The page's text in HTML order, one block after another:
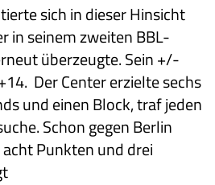
sich in dieser Hinsicht
in seinem zweiten BBL-
überzeugte. Sein +/-
Der Center erzielte sechs
und einen Block, traf jeden
Schon gegen Berlin
Punkten und drei